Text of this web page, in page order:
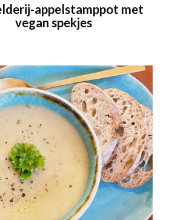
appelstamppot met
vegan spekjes